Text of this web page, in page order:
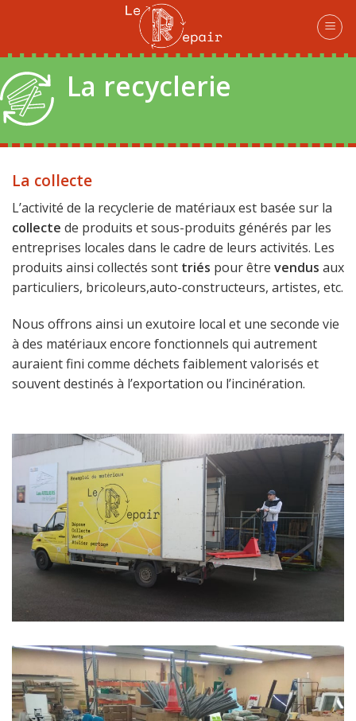
content
La recyclerie
La collecte
L’activité de la recyclerie de matériaux est basée sur la
collecte de produits et sous-produits générés par les
entreprises locales dans le cadre de leurs activités. Les
produits ainsi collectés sont triés pour être vendus aux
particuliers, bricoleurs,auto-constructeurs, artistes, etc.
Nous offrons ainsi un exutoire local et une seconde vie
à des matériaux encore fonctionnels qui autrement
auraient fini comme déchets faiblement valorisés et
souvent destinés à l’exportation ou l’incinération.